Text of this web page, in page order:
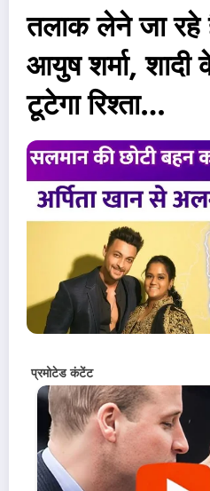
तलाक लेने जा रहे
आयुष शर्मा,
टूटेगा रिश्ता…